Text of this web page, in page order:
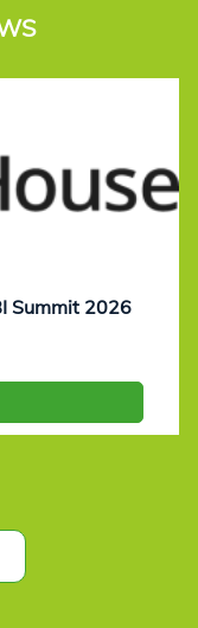
Summit 2026